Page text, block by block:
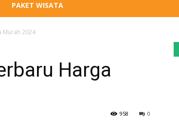
PAKET WISATA
Murah 2024
Harga
0
958